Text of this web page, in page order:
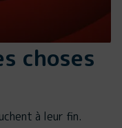
choses
à leur fin.